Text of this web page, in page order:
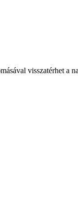
visszatérhet a